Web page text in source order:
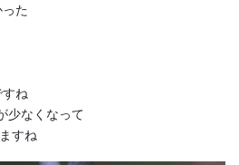
た
ね
少なくなって
すね